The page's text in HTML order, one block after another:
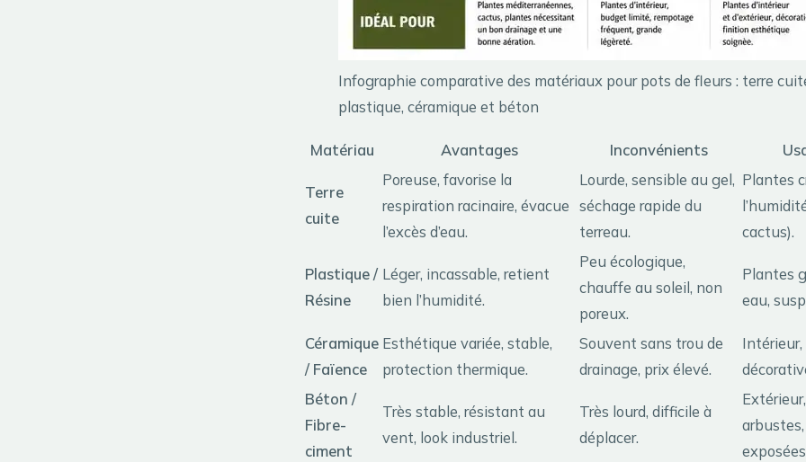
Infographie comparative des matériaux pour pots de fleurs : terre
plastique, céramique et béton
Matériau Avantages Inconvénients
Terre
cuite
Poreuse, favorise la
respiration racinaire, évacue
l’excès d’eau.
Lourde, sensible au gel,
séchage rapide du
terreau.
Plantes
cactus).
Plastique /
Résine
Léger, incassable, retient
bien l’humidité.
Peu écologique,
chauffe au soleil, non
poreux.
Plantes
eau,
Céramique
/ Faïence
Esthétique variée, stable,
protection thermique.
Souvent sans trou de
drainage, prix élevé.
Béton /
Fibre-
ciment
Très stable, résistant au
vent, look industriel.
Très lourd, difficile à
déplacer.